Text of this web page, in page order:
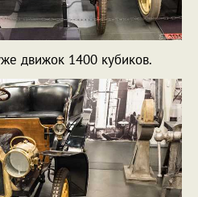
движок 1400 кубиков.